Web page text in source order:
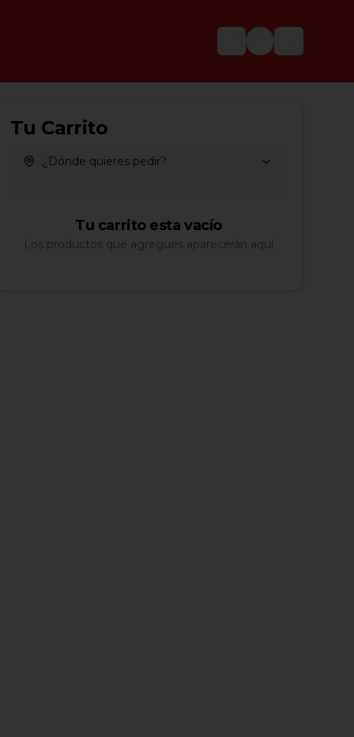
Login
Tu Carrito
¿Dónde quieres pedir?
Tu carrito esta vacío
Los productos que agregues aparecerán aquí